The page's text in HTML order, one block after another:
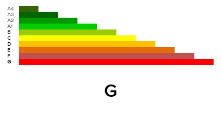
A4
A3
A2
A1
B
C
D
E
F
G
G